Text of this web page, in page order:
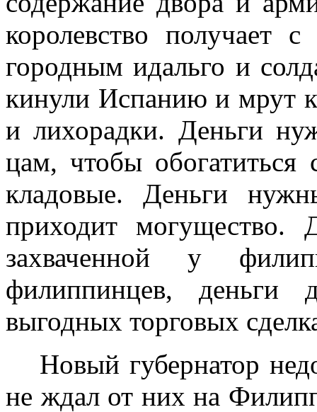
королевство
городным идальго и
кинули Испанию и мрут
и лихорадки. Деньги
цам, чтобы
кла­довые. Деньги
прихо­дит могущество.
захвачен­ной у
филиппинцев,
выгодных торговых
Новый губернатор
не ждал от них на